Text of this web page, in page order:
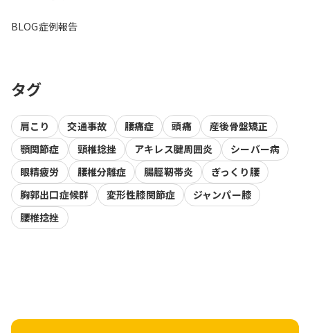
BLOG症例報告
タグ
肩こり 交通事故 腰痛症 頭痛
産後骨盤矯正
顎関節症
頸椎捻挫 アキレス腱周囲炎
シーバー病
眼精疲労
腰椎分離症 腸脛靭帯炎
ぎっくり腰
胸郭出口症候群
変形性膝関節症
ジャンパー膝
腰椎捻挫